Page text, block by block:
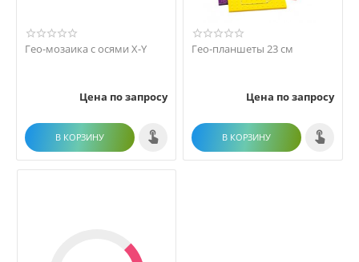
Гео-мозаика с осями X-Y
Цена по запросу
В КОРЗИНУ
Гео-планшеты 23 см
Цена по запросу
В КОРЗИНУ